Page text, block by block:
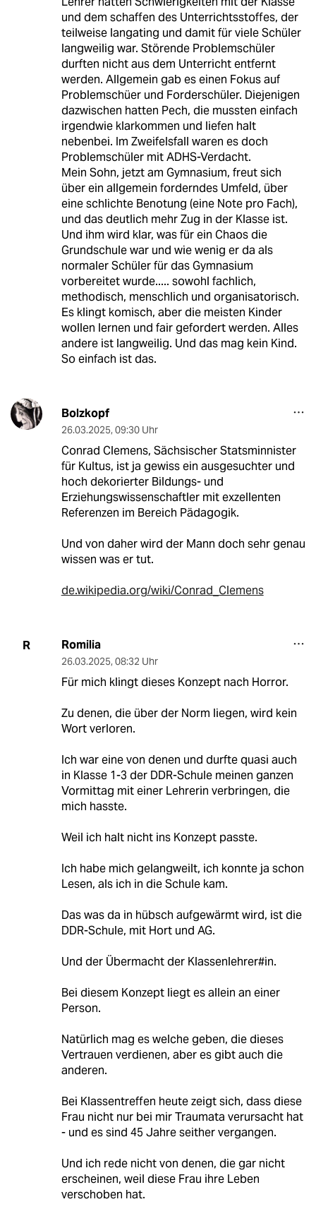
und dem schaffen des Unterrichtsstoffes, der
teilweise langating und damit für viele Schüler
langweilig war. Störende Problemschüler
durften nicht aus dem Unterricht entfernt
werden. Allgemein gab es einen Fokus auf
Problemschüer und Forderschüler. Diejenigen
dazwischen hatten Pech, die mussten einfach
irgendwie klarkommen und liefen halt
nebenbei. Im Zweifelsfall waren es doch
Problemschüler mit ADHS-Verdacht.
Mein Sohn, jetzt am Gymnasium, freut sich
über ein allgemein forderndes Umfeld, über
eine schlichte Benotung (eine Note pro Fach),
und das deutlich mehr Zug in der Klasse ist.
Und ihm wird klar, was für ein Chaos die
Grundschule war und wie wenig er da als
normaler Schüler für das Gymnasium
vorbereitet wurde..... sowohl fachlich,
methodisch, menschlich und organisatorisch.
Es klingt komisch, aber die meisten Kinder
wollen lernen und fair gefordert werden. Alles
andere ist langweilig. Und das mag kein Kind.
So einfach ist das.
Bolzkopf
26.03.2025, 09:30 Uhr
Conrad Clemens, Sächsischer Statsminnister
für Kultus, ist ja gewiss ein ausgesuchter und
hoch dekorierter Bildungs- und
Erziehungswissenschaftler mit exzellenten
Referenzen im Bereich Pädagogik.
Und von daher wird der Mann doch sehr genau
wissen was er tut.
de.wikipedia.org/wiki/Conrad_Clemens
R Romilia
26.03.2025, 08:32 Uhr
Für mich klingt dieses Konzept nach Horror.
Zu denen, die über der Norm liegen, wird kein
Wort verloren.
Ich war eine von denen und durfte quasi auch
in Klasse 1-3 der DDR-Schule meinen ganzen
Vormittag mit einer Lehrerin verbringen, die
mich hasste.
Weil ich halt nicht ins Konzept passte.
Ich habe mich gelangweilt, ich konnte ja schon
Lesen, als ich in die Schule kam.
Das was da in hübsch aufgewärmt wird, ist die
DDR-Schule, mit Hort und AG.
Und der Übermacht der Klassenlehrer#in.
Bei diesem Konzept liegt es allein an einer
Person.
Natürlich mag es welche geben, die dieses
Vertrauen verdienen, aber es gibt auch die
anderen.
Bei Klassentreffen heute zeigt sich, dass diese
Frau nicht nur bei mir Traumata verursacht hat
- und es sind 45 Jahre seither vergangen.
Und ich rede nicht von denen, die gar nicht
erscheinen, weil diese Frau ihre Leben
verschoben hat.